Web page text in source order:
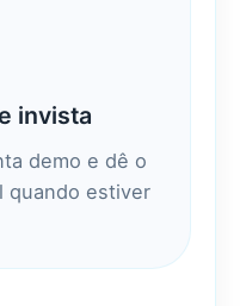
invista
demo e dê o
quando estiver